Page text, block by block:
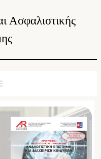
Ασφαλιστικής